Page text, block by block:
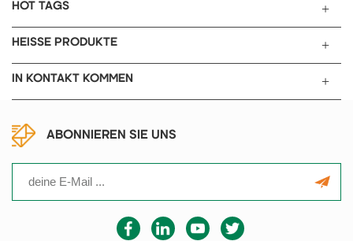
HOT TAGS
HEISSE PRODUKTE
IN KONTAKT KOMMEN
ABONNIEREN SIE UNS